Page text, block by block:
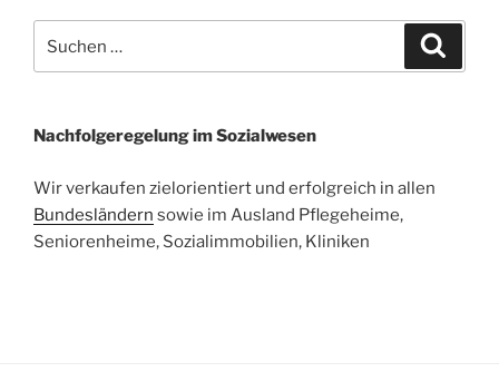
nach:
Nachfolgeregelung im Sozialwesen
Wir verkaufen zielorientiert und erfolgreich in allen
Bundesländern sowie im Ausland Pflegeheime,
Seniorenheime, Sozialimmobilien, Kliniken